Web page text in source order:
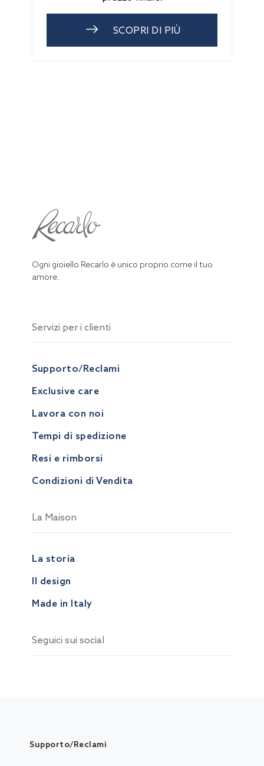
SCOPRI DI PIÙ
Ogni gioiello Recarlo è unico proprio come il tuo
amore.
Servizi per i clienti
Supporto/Reclami
Exclusive care
Lavora con noi
Tempi di spedizione
Resi e rimborsi
Condizioni di Vendita
La Maison
La storia
Il design
Made in Italy
Seguici sui social
Supporto/Reclami